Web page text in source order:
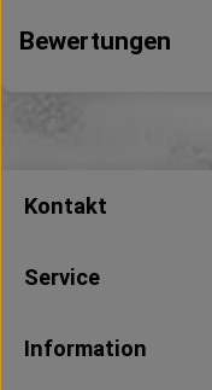
Bewertungen
Kontakt
Service
Information